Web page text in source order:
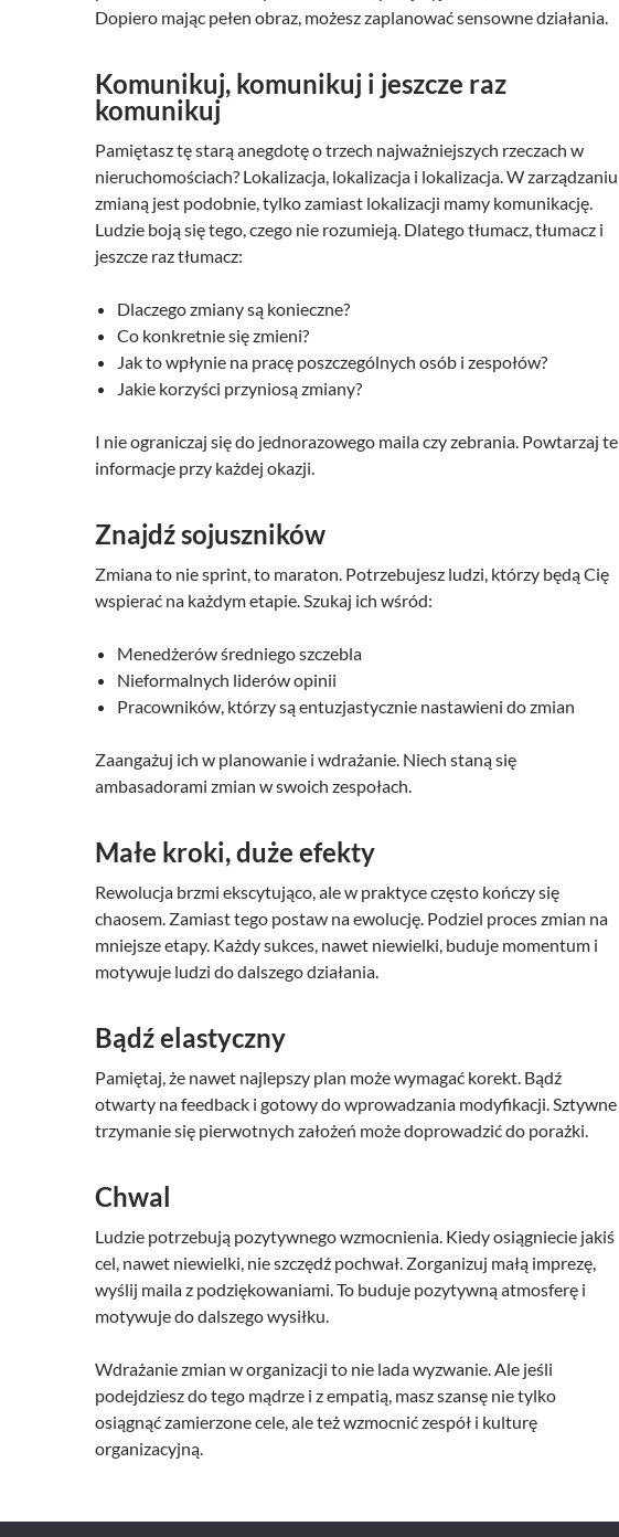
Dopiero mając pełen obraz, możesz zaplanować sensowne działania.
Komunikuj, komunikuj i jeszcze raz
komunikuj
Pamiętasz tę starą anegdotę o trzech najważniejszych rzeczach w
nieruchomościach? Lokalizacja, lokalizacja i lokalizacja. W zarządzaniu
zmianą jest podobnie, tylko zamiast lokalizacji mamy komunikację.
Ludzie boją się tego, czego nie rozumieją. Dlatego tłumacz, tłumacz i
jeszcze raz tłumacz:
Dlaczego zmiany są konieczne?
Co konkretnie się zmieni?
Jak to wpłynie na pracę poszczególnych osób i zespołów?
Jakie korzyści przyniosą zmiany?
I nie ograniczaj się do jednorazowego maila czy zebrania. Powtarzaj te
informacje przy każdej okazji.
Znajdź sojuszników
Zmiana to nie sprint, to maraton. Potrzebujesz ludzi, którzy będą Cię
wspierać na każdym etapie. Szukaj ich wśród:
Menedżerów średniego szczebla
Nieformalnych liderów opinii
Pracowników, którzy są entuzjastycznie nastawieni do zmian
Zaangażuj ich w planowanie i wdrażanie. Niech staną się
ambasadorami zmian w swoich zespołach.
Małe kroki, duże efekty
Rewolucja brzmi ekscytująco, ale w praktyce często kończy się
chaosem. Zamiast tego postaw na ewolucję. Podziel proces zmian na
mniejsze etapy. Każdy sukces, nawet niewielki, buduje momentum i
motywuje ludzi do dalszego działania.
Bądź elastyczny
Pamiętaj, że nawet najlepszy plan może wymagać korekt. Bądź
otwarty na feedback i gotowy do wprowadzania modyfikacji. Sztywne
trzymanie się pierwotnych założeń może doprowadzić do porażki.
Chwal
Ludzie potrzebują pozytywnego wzmocnienia. Kiedy osiągniecie jakiś
cel, nawet niewielki, nie szczędź pochwał. Zorganizuj małą imprezę,
wyślij maila z podziękowaniami. To buduje pozytywną atmosferę i
motywuje do dalszego wysiłku.
Wdrażanie zmian w organizacji to nie lada wyzwanie. Ale jeśli
podejdziesz do tego mądrze i z empatią, masz szansę nie tylko
osiągnąć zamierzone cele, ale też wzmocnić zespół i kulturę
organizacyjną.